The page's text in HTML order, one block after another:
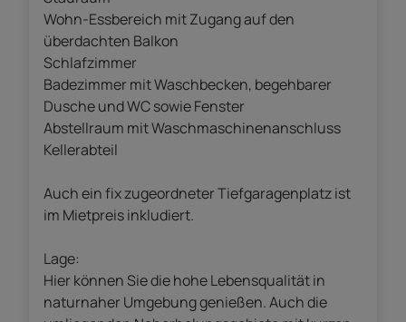
Wohn-Essbereich mit Zugang auf den
überdachten Balkon
Schlafzimmer
Badezimmer mit Waschbecken, begehbarer
Dusche und WC sowie Fenster
Abstellraum mit Waschmaschinenanschluss
Kellerabteil
Auch ein fix zugeordneter Tiefgaragenplatz ist
im Mietpreis inkludiert.
Lage:
Hier können Sie die hohe Lebensqualität in
naturnaher Umgebung genießen. Auch die